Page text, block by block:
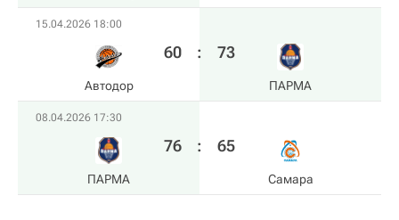
15.04.2026 18:00
Автодор
60 : 73
ПАРМА
08.04.2026 17:30
ПАРМА
76 : 65
Самара